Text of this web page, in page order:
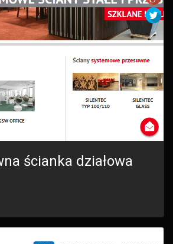
ścianka działowa